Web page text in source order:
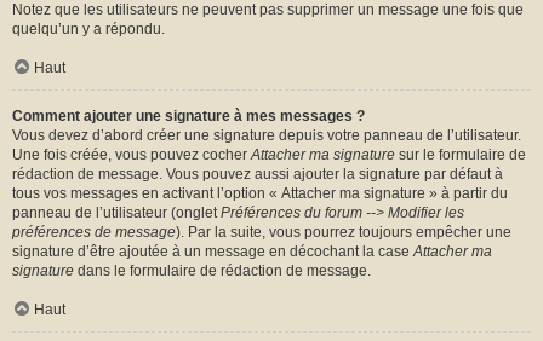
Notez que les utilisateurs ne peuvent pas supprimer un message une fois que
quelqu’un y a répondu.
Haut
Comment ajouter une signature à mes messages ?
Vous devez d’abord créer une signature depuis votre panneau de l’utilisateur.
Une fois créée, vous pouvez cocherAttacher ma signature sur le formulaire de
rédaction de message. Vous pouvez aussi ajouter la signature par défaut à
tous vos messages en activant l’option « Attacher ma signature » à partir du
panneau de l’utilisateur (ongletPréférences du forum --> Modifier les
préférences de message). Par la suite, vous pourrez toujours empêcher une
signature d’être ajoutée à un message en décochant la caseAttacher ma
signature dans le formulaire de rédaction de message.
Haut